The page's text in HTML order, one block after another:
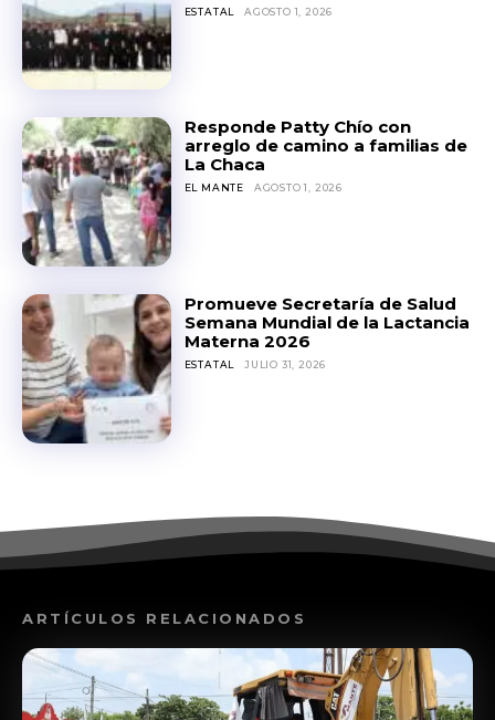
ESTATAL AGOSTO 1, 2026
Responde Patty Chío con
arreglo de camino a familias de
La Chaca
EL MANTE AGOSTO 1, 2026
Promueve Secretaría de Salud
Semana Mundial de la Lactancia
Materna 2026
ESTATAL JULIO 31, 2026
ARTÍCULOS RELACIONADOS